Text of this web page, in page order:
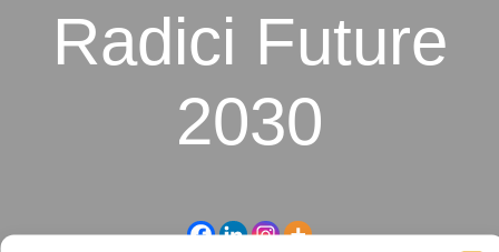
Radici Future
2030